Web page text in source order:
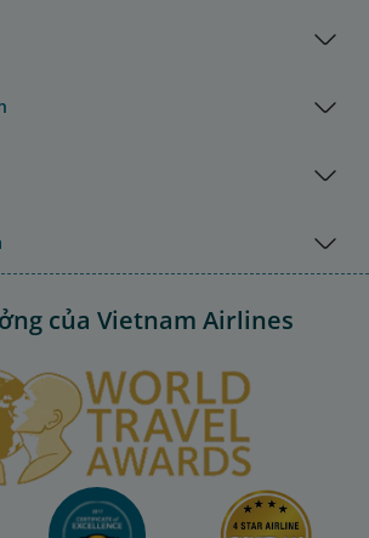
của Vietnam Airlines